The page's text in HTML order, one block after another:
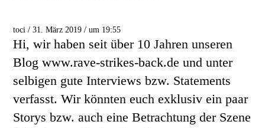
toci / 31. März 2019 / um 19:55
Hi, wir haben seit über 10 Jahren unseren
Blog www.rave-strikes-back.de und unter
selbigen gute Interviews bzw. Statements
verfasst. Wir könnten euch exklusiv ein paar
Storys bzw. auch eine Betrachtung der Szene